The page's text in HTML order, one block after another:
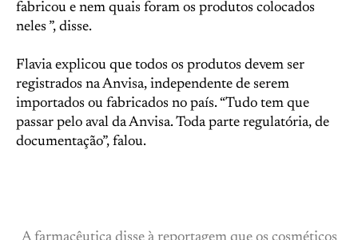
fabricou e nem quais foram os produtos colocados
neles ”, disse.
Flavia explicou que todos os produtos devem ser
registrados na Anvisa, independente de serem
importados ou fabricados no país. “Tudo tem que
passar pelo aval da Anvisa. Toda parte regulatória, de
documentação”, falou.